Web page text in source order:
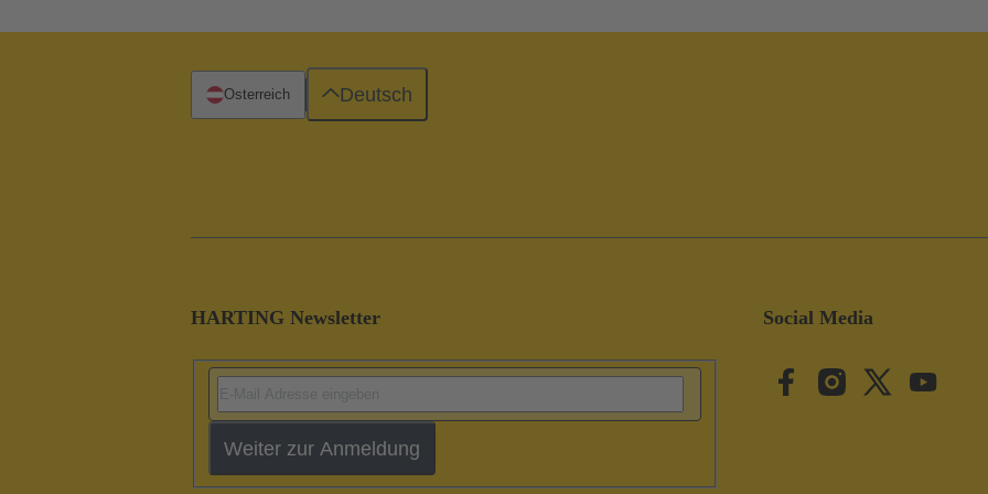
HARTING Newsletter
Weiter zur Anmeldung
Social Media
Österreich Deutsch